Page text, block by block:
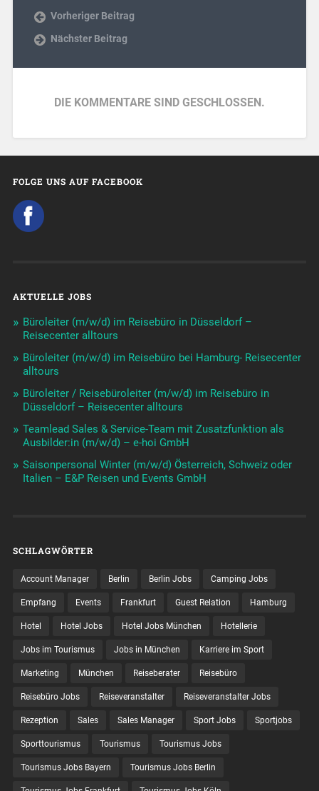
Vorheriger Beitrag
Nächster Beitrag
DIE KOMMENTARE SIND GESCHLOSSEN.
FOLGE UNS AUF FACEBOOK
AKTUELLE JOBS
Büroleiter (m/w/d) im Reisebüro in Düsseldorf –
Reisecenter alltours
Büroleiter (m/w/d) im Reisebüro bei Hamburg- Reisecenter
alltours
Büroleiter / Reisebüroleiter (m/w/d) im Reisebüro in
Düsseldorf – Reisecenter alltours
Teamlead Sales & Service-Team mit Zusatzfunktion als
Ausbilder:in (m/w/d) – e-hoi GmbH
Saisonpersonal Winter (m/w/d) Österreich, Schweiz oder
Italien – E&P Reisen und Events GmbH
SCHLAGWÖRTER
Account Manager Berlin Berlin Jobs Camping Jobs
Empfang Events Frankfurt Guest Relation Hamburg
Hotel Hotel Jobs Hotel Jobs München Hotellerie
Jobs im Tourismus Jobs in München Karriere im Sport
Marketing München Reiseberater Reisebüro
Reisebüro Jobs Reiseveranstalter Reiseveranstalter Jobs
Rezeption Sales Sales Manager Sport Jobs Sportjobs
Sporttourismus Tourismus Tourismus Jobs
Tourismus Jobs Bayern Tourismus Jobs Berlin